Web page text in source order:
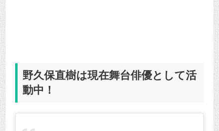
野久保直樹は現在舞台俳優として活
動中！